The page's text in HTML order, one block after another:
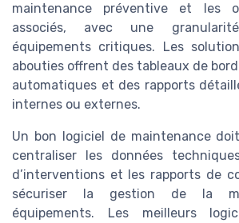
maintenance préventive et les
associés, avec une
équipements critiques. Les
abouties offrent des tableaux de
automatiques et des rapports
internes ou externes.
Un bon logiciel de maintenance
centraliser les données
d’interventions et les rapports de
sécuriser la gestion de la
équipements. Les meilleurs